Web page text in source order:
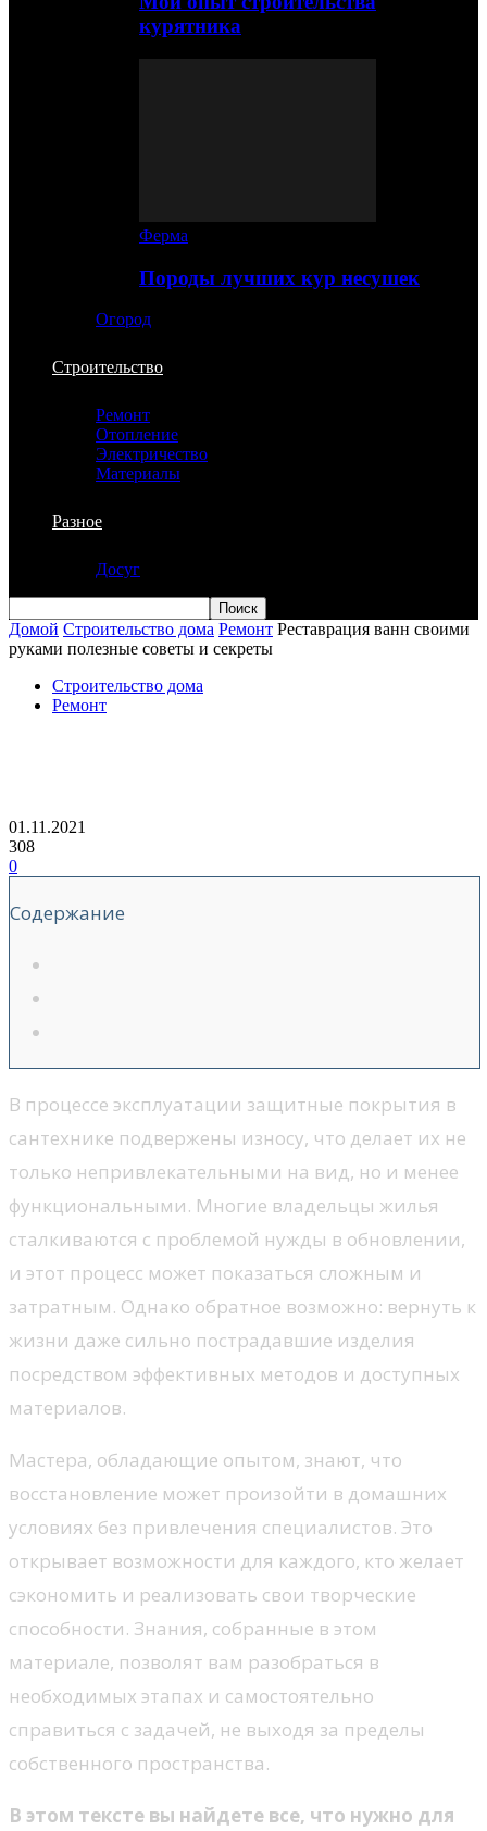
курятника
Ферма
Породы лучших кур несушек
Огород
Строительство
Ремонт
Отопление
Электричество
Материалы
Разное
Досуг
Домой Строительство дома Ремонт Реставрация ванн своими
руками полезные советы и секреты
Строительство дома
Ремонт
01.11.2021
308
0
Содержание
В процессе эксплуатации защитные покрытия в
сантехнике подвержены износу, что делает их не
только непривлекательными на вид, но и менее
функциональными. Многие владельцы жилья
сталкиваются с проблемой нужды в обновлении,
и этот процесс может показаться сложным и
затратным. Однако обратное возможно: вернуть к
жизни даже сильно пострадавшие изделия
посредством эффективных методов и доступных
материалов.
Мастера, обладающие опытом, знают, что
восстановление может произойти в домашних
условиях без привлечения специалистов. Это
открывает возможности для каждого, кто желает
сэкономить и реализовать свои творческие
способности. Знания, собранные в этом
материале, позволят вам разобраться в
необходимых этапах и самостоятельно
справиться с задачей, не выходя за пределы
собственного пространства.
В этом тексте вы найдете все, что нужно для